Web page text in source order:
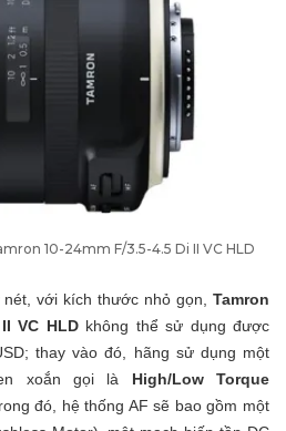
10-24mm F/3.5-4.5 Di II VC HLD
với kích thước nhỏ gọn, Tamron
VC HLDkhông thể sử dụng được
thay vào đó, hãng sử dụng một
xoắn gọi là High/Low Torque
đó, hệ thống AF sẽ bao gồm một